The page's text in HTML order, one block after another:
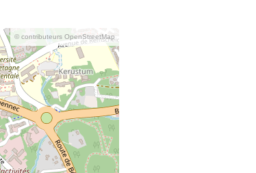
© contributeurs OpenStreetMap